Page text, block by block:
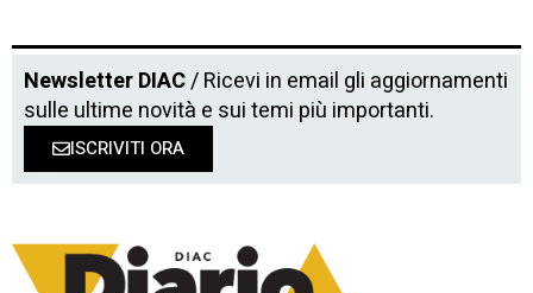
Newsletter DIAC/ Ricevi in email gli aggiornamenti
sulle ultime novità e sui temi più importanti.
ISCRIVITI ORA